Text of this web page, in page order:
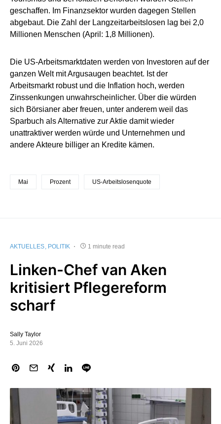
geschaffen. Im Finanzsektor wurden dagegen Stellen
abgebaut. Die Zahl der Langzeitarbeitslosen lag bei 2,0
Millionen Menschen (April: 1,8 Millionen).
Die US-Arbeitsmarktdaten werden von Investoren auf der
ganzen Welt mit Argusaugen beachtet. Ist der
Arbeitsmarkt robust und die Inflation hoch, werden
Zinssenkungen unwahrscheinlicher. Über die würden
sich Börsianer aber freuen, unter anderem weil das
Sparbuch als Alternative zur Aktie damit wieder
unattraktiver werden würde und Unternehmen und
andere Akteure billiger an Kredite kämen.
Mai Prozent US-Arbeitslosenquote
AKTUELLES POLITIK 1 minute read
Linken-Chef van Aken
kritisiert Pflegereform
scharf
Sally Taylor
5. Juni 2026